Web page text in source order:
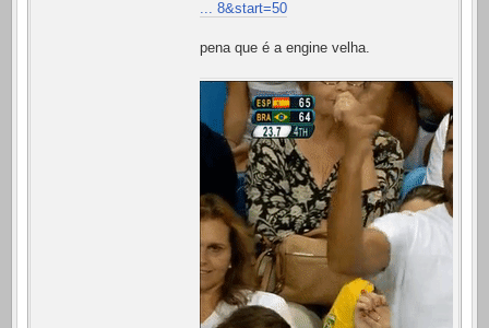
... 8&start=50
pena que é a engine velha.